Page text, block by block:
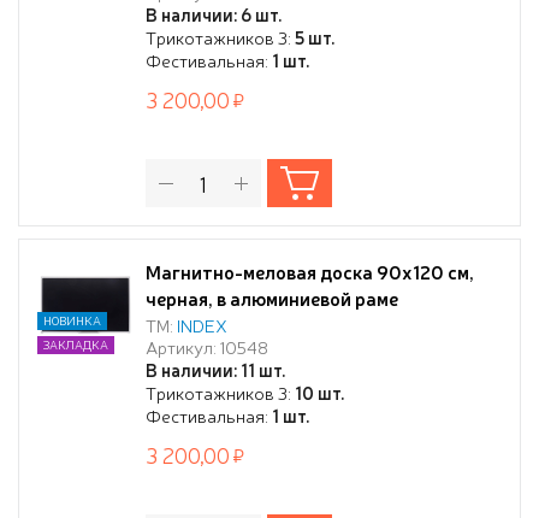
В наличии: 6 шт.
Трикотажников 3:5 шт.
Фестивальная: 1 шт.
3 200,00
Магнитно-меловая доска 90x120 см,
черная, в алюминиевой раме
ТМ: INDEX
Артикул: 10548
В наличии: 11 шт.
Трикотажников 3: 10 шт.
Фестивальная: 1 шт.
НОВИНКА
ЗАКЛАДКА
3 200,00